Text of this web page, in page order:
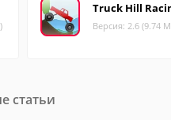
Truck Hill
Версия: 2.6 (9.74
статьи